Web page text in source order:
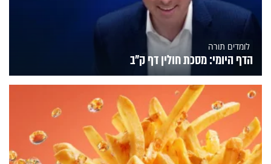
לומדים תורה
הדף היומי: מסכת חולין דף ק"ב